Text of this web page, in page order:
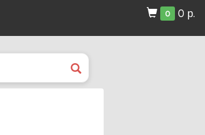
0 0 р.